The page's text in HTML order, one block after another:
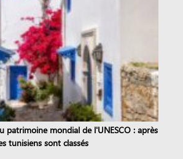
patrimoine mondial de l'UNESCO : après
tunisiens sont classés